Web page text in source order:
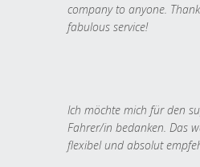
company to anyone.
fabulous service!
Ich möchte mich für den
Fahrer/in bedanken. Das
flexibel und absolut